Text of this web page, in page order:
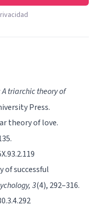
A triarchic theory of
Press.
theory of love.
of successful
3(4), 292–316.